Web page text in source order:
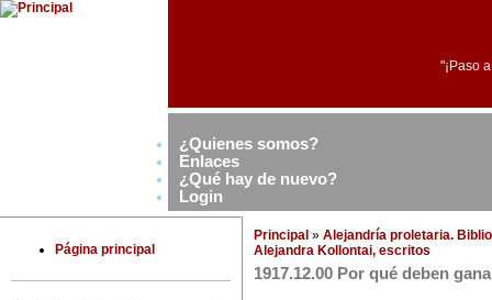
"¡Paso
¿Quienes somos?
Enlaces
¿Qué hay de nuevo?
Login
Página principal
Principal » Alejandría proletaria.
Alejandra Kollontai, escritos
1917.12.00 Por qué deben